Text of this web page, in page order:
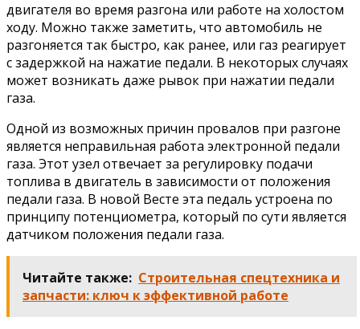
двигателя во время разгона или работе на холостом
ходу. Можно также заметить, что автомобиль не
разгоняется так быстро, как ранее, или газ реагирует
с задержкой на нажатие педали. В некоторых случаях
может возникать даже рывок при нажатии педали
газа.
Одной из возможных причин провалов при разгоне
является неправильная работа электронной педали
газа. Этот узел отвечает за регулировку подачи
топлива в двигатель в зависимости от положения
педали газа. В новой Весте эта педаль устроена по
принципу потенциометра, который по сути является
датчиком положения педали газа.
Читайте также: Строительная спецтехника и
запчасти: ключ к эффективной работе